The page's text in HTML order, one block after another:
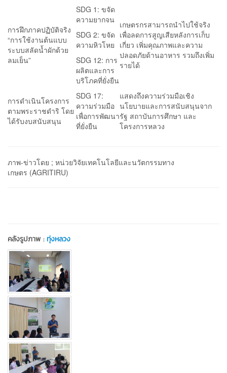
การฝึกภาคปฏิบัติจริง
“การใช้งานต้นแบบ
ระบบสลัดน้ำผักด้วย
ลมเย็น”
SDG 1: ขจัด
ความยากจน
SDG 2: ขจัด
ความหิวโหย
SDG 12: การ
ผลิตและการ
บริโภคที่ยั่งยืน
เกษตรกรสามารถนำไปใช้จริง
เพื่อลดการสูญเสียหลังการเก็บ
เกี่ยว เพิ่มคุณภาพและความ
ปลอดภัยด้านอาหาร รวมถึงเพิ่ม
รายได้
การดำเนินโครงการ
ตามพระราชดำริ โดย
ได้รับงบสนับสนุน
SDG 17:
ความร่วมมือ
เพื่อการพัฒนา
ที่ยั่งยืน
แสดงถึงความร่วมมือเชิง
นโยบายและการสนับสนุนจาก
รัฐ สถาบันการศึกษา และ
โครงการหลวง
ภาพ-ข่าวโดย ; หน่วยวิจัยเทคโนโลยีและนวัตกรรมทาง
เกษตร (AGRITIRU)
คลังรูปภาพ : ทุ่งหลวง